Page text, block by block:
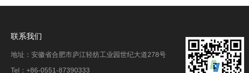
联系我们
地址：安徽省合肥市庐江轻纺工业园世纪大道278号
Tel：+86-0551-87390333